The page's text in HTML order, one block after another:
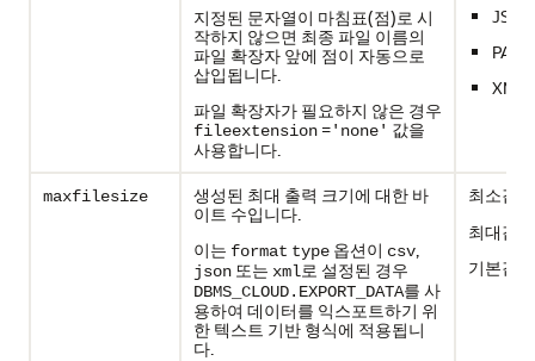
지정된 문자열이 마침표(점)로 시
작하지 않으면 최종 파일 이름의
파일 확장자 앞에 점이 자동으로
삽입됩니다.
파일 확장자가 필요하지 않은 경우
fileextension ='none' 값을
사용합니다.
XML
maxfilesize
생성된 최대 출력 크기에 대한 바
이트 수입니다.
이는 format type 옵션이 csv,
json 또는 xml로 설정된 경우
DBMS_CLOUD.EXPORT_DATA를 사
용하여 데이터를 익스포트하기 위
한 텍스트 기반 형식에 적용됩니
다.
최소값:
최대값:
기본값